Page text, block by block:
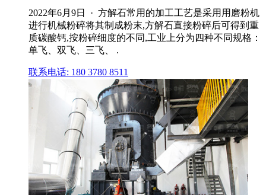
2022年6月9日 · 方解石常用的加工工艺是采用用磨粉机
进行机械粉碎将其制成粉末,方解石直接粉碎后可得到重
质碳酸钙,按粉碎细度的不同,工业上分为四种不同规格：
单飞、双飞、三飞、 .
联系电话: 180 3780 8511